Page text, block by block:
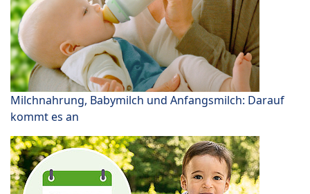
Milchnahrung, Babymilch und Anfangsmilch: Darauf
kommt es an